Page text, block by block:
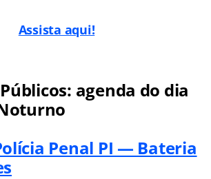
Assista aqui!
agenda do dia
Penal PI — Bateria